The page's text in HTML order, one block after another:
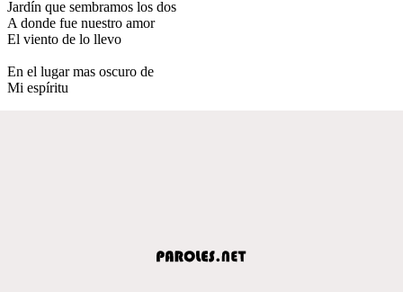
Jardín que sembramos los dos
A donde fue nuestro amor
El viento de lo llevo
En el lugar mas oscuro de
Mi espíritu